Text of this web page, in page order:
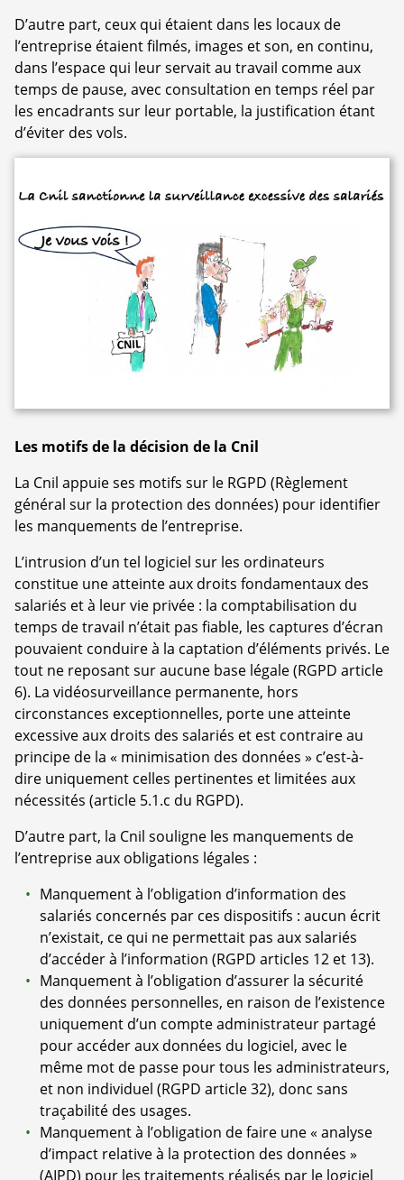
D’autre part, ceux qui étaient dans les locaux de
l’entreprise étaient filmés, images et son, en continu,
dans l’espace qui leur servait au travail comme aux
temps de pause, avec consultation en temps réel par
les encadrants sur leur portable, la justification étant
d’éviter des vols.
Les motifs de la décision de la Cnil
La Cnil appuie ses motifs sur le RGPD (Règlement
général sur la protection des données) pour identifier
les manquements de l’entreprise.
L’intrusion d’un tel logiciel sur les ordinateurs
constitue une atteinte aux droits fondamentaux des
salariés et à leur vie privée : la comptabilisation du
temps de travail n’était pas fiable, les captures d’écran
pouvaient conduire à la captation d’éléments privés. Le
tout ne reposant sur aucune base légale (RGPD article
6). La vidéosurveillance permanente, hors
circonstances exceptionnelles, porte une atteinte
excessive aux droits des salariés et est contraire au
principe de la « minimisation des données » c’est-à-
dire uniquement celles pertinentes et limitées aux
nécessités (article 5.1.c du RGPD).
D’autre part, la Cnil souligne les manquements de
l’entreprise aux obligations légales :
Manquement à l’obligation d’information des
salariés concernés par ces dispositifs : aucun écrit
n’existait, ce qui ne permettait pas aux salariés
d’accéder à l’information (RGPD articles 12 et 13).
Manquement à l’obligation d’assurer la sécurité
des données personnelles, en raison de l’existence
uniquement d’un compte administrateur partagé
pour accéder aux données du logiciel, avec le
même mot de passe pour tous les administrateurs,
et non individuel (RGPD article 32), donc sans
traçabilité des usages.
Manquement à l’obligation de faire une « analyse
d’impact relative à la protection des données »
(AIPD) pour les traitements réalisés par le logiciel